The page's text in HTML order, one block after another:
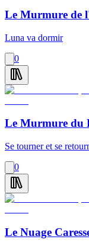
Le Murmure de
Luna va dormir
0
Le Murmure du
Se tourner et se
0
Le Nuage